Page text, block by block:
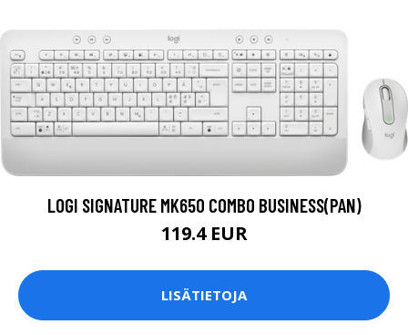
LOGI SIGNATURE MK650 COMBO BUSINESS(PAN)
119.4 EUR
LISÄTIETOJA